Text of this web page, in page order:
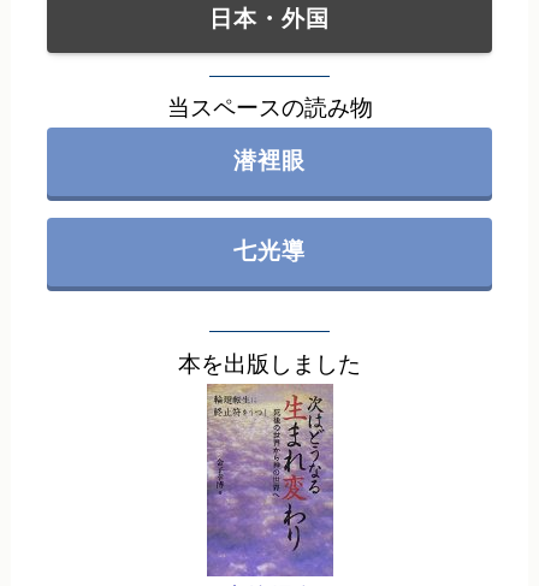
日本・外国
当スペースの読み物
潜裡眼
七光導
本を出版しました